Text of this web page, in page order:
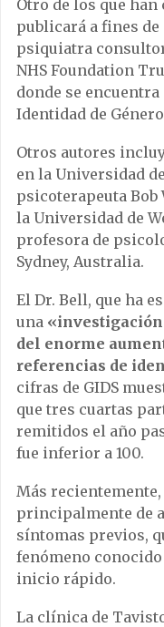
Otro de los que
publicará a fines de
psiquiatra
NHS Foundation
donde se
Identidad de
Otros autores
en la Universidad
psicoterapeuta
la Universidad de
profesora de
Sydney, Australia.
El Dr. Bell, que ha
una
del enorme
referencias de
cifras de GIDS
que tres cuartas
remitidos el año
fue inferior a 100.
Más
principalmente de
síntomas previos,
fenómeno
inicio rápido.
La clínica de